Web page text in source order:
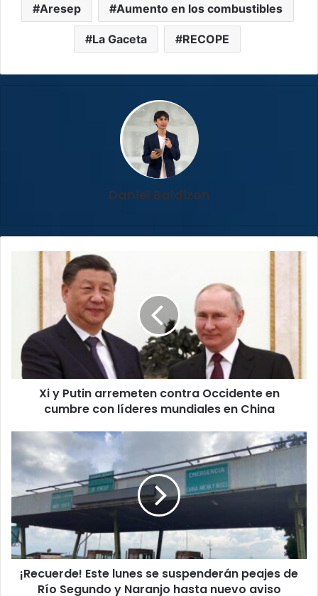
Aresep Aumento en los combustibles
La Gaceta RECOPE
Daniel Baldizon
Occidente
en
cumbre
con
líderes
mundiales
Xi y Putin arremeten contra Occidente en
cumbre con líderes mundiales en China
Este
lunes
se
suspenderán
peajes
de
Río
Segundo
Naranjo
¡Recuerde! Este lunes se suspenderán peajes de
Río Segundo y Naranjo hasta nuevo aviso